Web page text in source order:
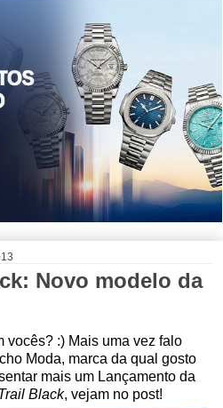
Novo modelo da
vocês? :) Mais uma vez falo
Moda, marca da qual gosto
mais um Lançamento da
Black, vejam no post!